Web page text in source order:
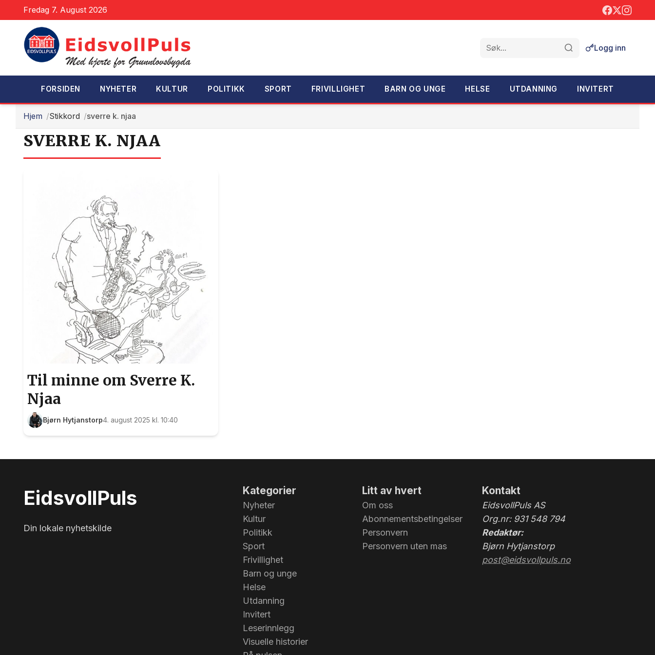
Fredag 7. August 2026
Søk
Logg inn
FORSIDEN NYHETER KULTUR POLITIKK SPORT FRIVILLIGHET BARN OG UNGE HELSE UTDANNING INVITERT
Hjem Stikkord sverre k. njaa
SVERRE K. NJAA
Til minne om Sverre K.
Njaa
Bjørn Hytjanstorp4. august 2025 kl. 10:40
EidsvollPuls
Din lokale nyhetskilde
Kategorier
Nyheter
Kultur
Politikk
Sport
Frivillighet
Barn og unge
Helse
Utdanning
Invitert
Leserinnlegg
Visuelle historier
Litt av hvert
Om oss
Abonnementsbetingelser
Personvern
Personvern uten mas
Kontakt
EidsvollPuls AS
Org.nr: 931 548 794
Redaktør:
Bjørn Hytjanstorp
post@eidsvollpuls.no